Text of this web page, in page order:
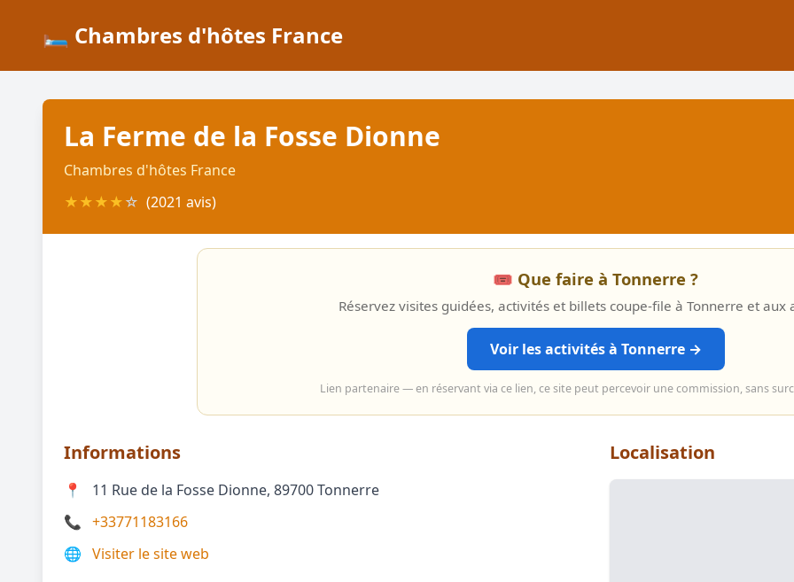
🛏️ Chambres d'hôtes France
La Ferme de la Fosse Dionne
Chambres d'hôtes France
★★★★☆ (2021 avis)
🎟️ Que faire à Tonnerre ?
Réservez visites guidées, activités et billets coupe-file à Tonnerre et aux
Voir les activités à Tonnerre →
Lien partenaire — en réservant via ce lien, ce site peut percevoir une commission, sans
Informations
📍
11 Rue de la Fosse Dionne, 89700 Tonnerre
📞 +33771183166
🌐 Visiter le site web
Localisation